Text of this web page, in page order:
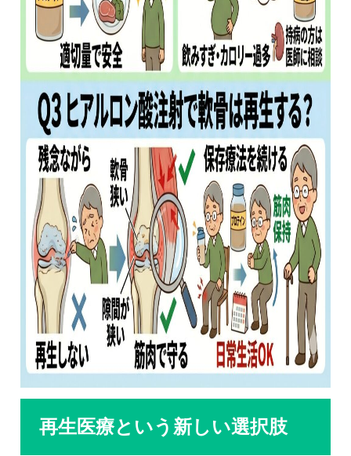
再生医療という新しい選択肢